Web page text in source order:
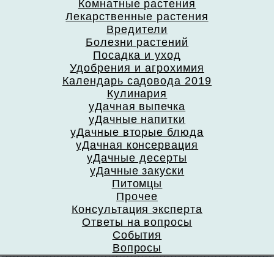
Комнатные растения
Лекарственные растения
Вредители
Болезни растений
Посадка и уход
Удобрения и агрохимия
Календарь садовода 2019
Кулинария
уДачная выпечка
уДачные напитки
уДачные вторые блюда
уДачная консервация
уДачные десерты
уДачные закуски
Питомцы
Прочее
Консультация эксперта
Ответы на вопросы
События
Вопросы